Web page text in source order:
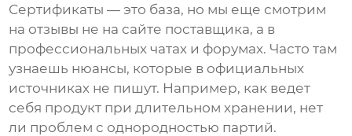
Сертификаты — это база, но мы еще смотрим
на отзывы не на сайте поставщика, а в
профессиональных чатах и форумах. Часто там
узнаешь нюансы, которые в официальных
источниках не пишут. Например, как ведет
себя продукт при длительном хранении, нет
ли проблем с однородностью партий.